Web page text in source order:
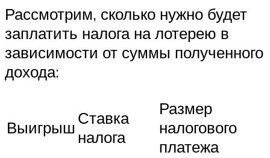
Рассмотрим, сколько нужно будет
заплатить налога на лотерею в
зависимости от суммы полученного
дохода:
Выигрыш Ставка
налога
Размер
налогового
платежа